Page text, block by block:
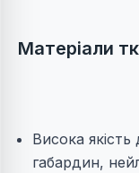
Матеріали
Висока якість
габардин,